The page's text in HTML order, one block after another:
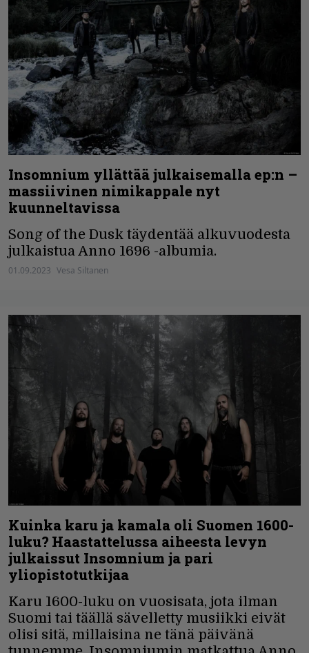
Insomnium yllättää julkaisemalla ep:n –
massiivinen nimikappale nyt
kuunneltavissa
Song of the Dusk täydentää alkuvuodesta
julkaistua Anno 1696 -albumia.
01.09.2023 Vesa Siltanen
Kuinka karu ja kamala oli Suomen 1600-
luku? Haastattelussa aiheesta levyn
julkaissut Insomnium ja pari
yliopistotutkijaa
Karu 1600-luku on vuosisata, jota ilman
Suomi tai täällä sävelletty musiikki eivät
olisi sitä, millaisina ne tänä päivänä